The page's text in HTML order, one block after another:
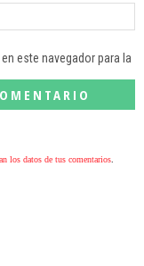
este navegador para la
los datos de tus comentarios